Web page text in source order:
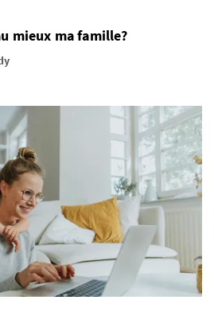
mieux ma famille?